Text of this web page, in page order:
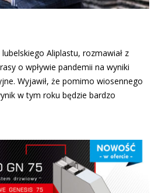
Aliplastu, rozmawiał z
o wpływie pandemii na wyniki
Wyjawił, że pomimo wiosennego
w tym roku będzie bardzo